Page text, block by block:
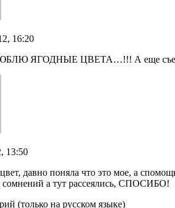
16:20
ЯГОДНЫЕ ЦВЕТА…!!! А еще
13:50
давно поняла что это мое, а
а тут рассеялись, СПОСИБО!
(только на русском языке)